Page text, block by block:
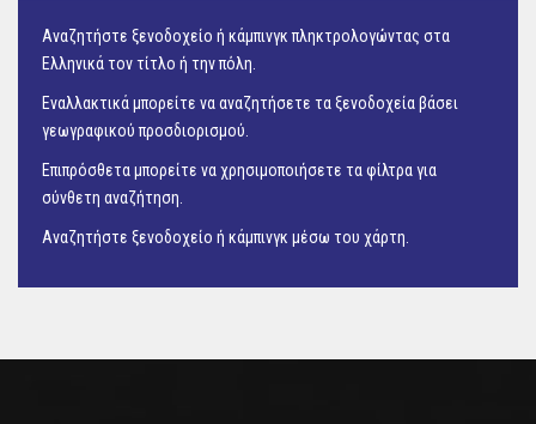
Αναζητήστε ξενοδοχείο ή κάμπινγκ πληκτρολογώντας στα
Ελληνικά τον τίτλο ή την πόλη.
Εναλλακτικά μπορείτε να αναζητήσετε τα ξενοδοχεία βάσει
γεωγραφικού προσδιορισμού.
Επιπρόσθετα μπορείτε να χρησιμοποιήσετε τα φίλτρα για
σύνθετη αναζήτηση.
Αναζητήστε ξενοδοχείο ή κάμπινγκ μέσω του χάρτη.